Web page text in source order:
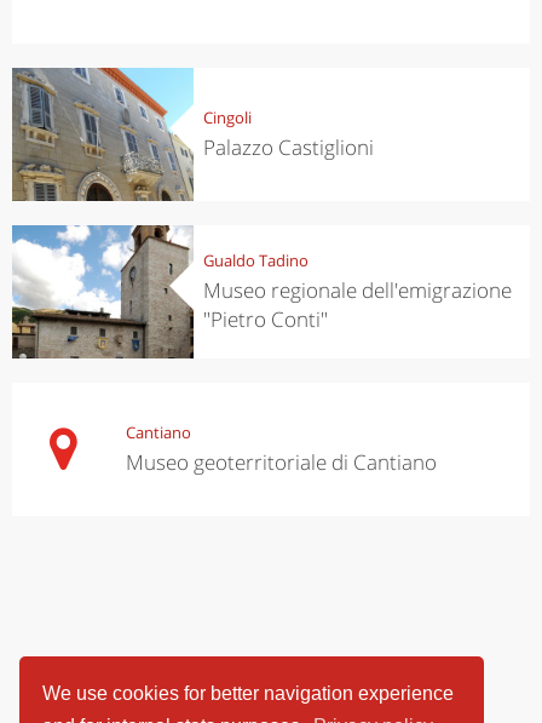
We use cookies for better navigation experience
Cingoli
Palazzo Castiglioni
Gualdo Tadino
Museo regionale dell'emigrazione
"Pietro Conti"
Cantiano
Museo geoterritoriale di Cantiano